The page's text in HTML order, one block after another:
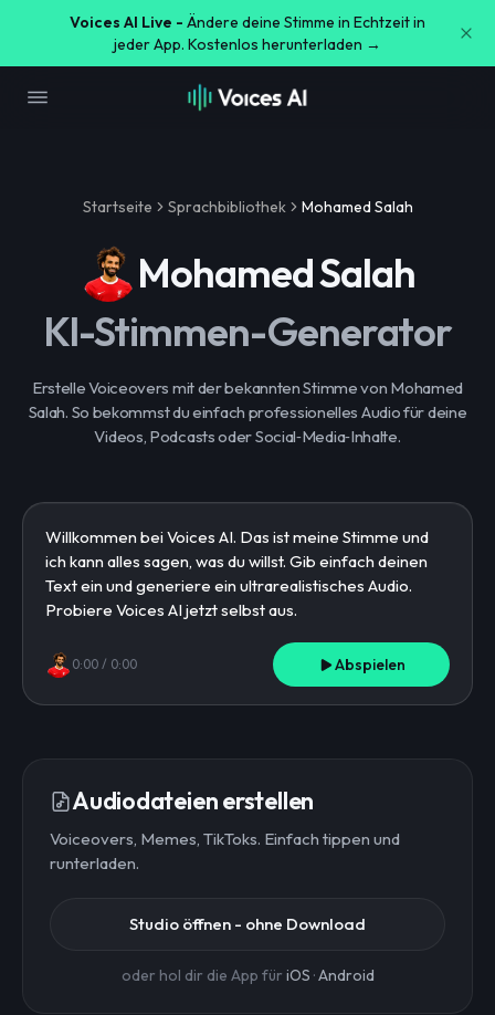
Voices AI Live - Ändere deine Stimme in Echtzeit in
jeder App. Kostenlos herunterladen →
Startseite Sprachbibliothek Mohamed Salah
Mohamed Salah
KI-Stimmen-Generator
Erstelle Voiceovers mit der bekannten Stimme von Mohamed
Salah. So bekommst du einfach professionelles Audio für deine
Videos, Podcasts oder Social‑Media‑Inhalte.
0:00 / 0:00 Abspielen
Audiodateien erstellen
Voiceovers, Memes, TikToks. Einfach tippen und
runterladen.
Studio öffnen - ohne Download
oder hol dir die App für iOS ·Android